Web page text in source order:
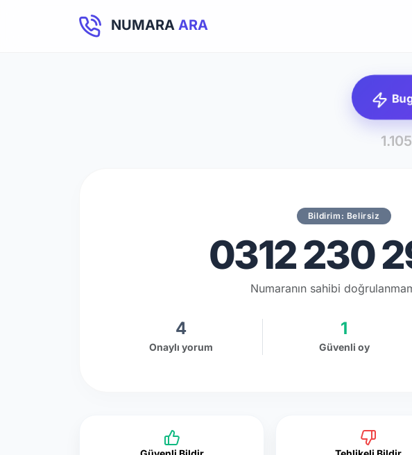
NUMARA ARA
Bildirim: Belirsiz
0312 230
Numaranın sahibi
4
Onaylı yorum
1
Güvenli oy